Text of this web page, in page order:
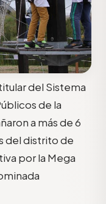
del Sistema
de la
a más de 6
del distrito de
por la Mega